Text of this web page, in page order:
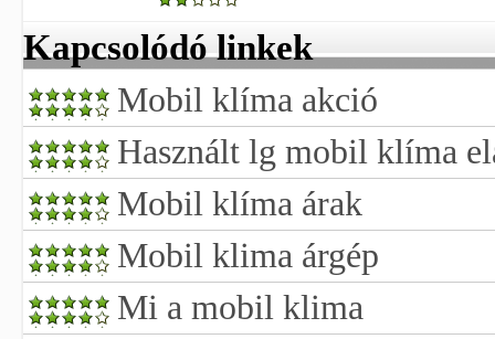
Kapcsolódó linkek
Mobil klíma akció
Használt lg mobil klíma
Mobil klíma árak
Mobil klima árgép
Mi a mobil klima